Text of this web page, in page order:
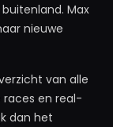
Max
nieuwe
van alle
en real-
dan het